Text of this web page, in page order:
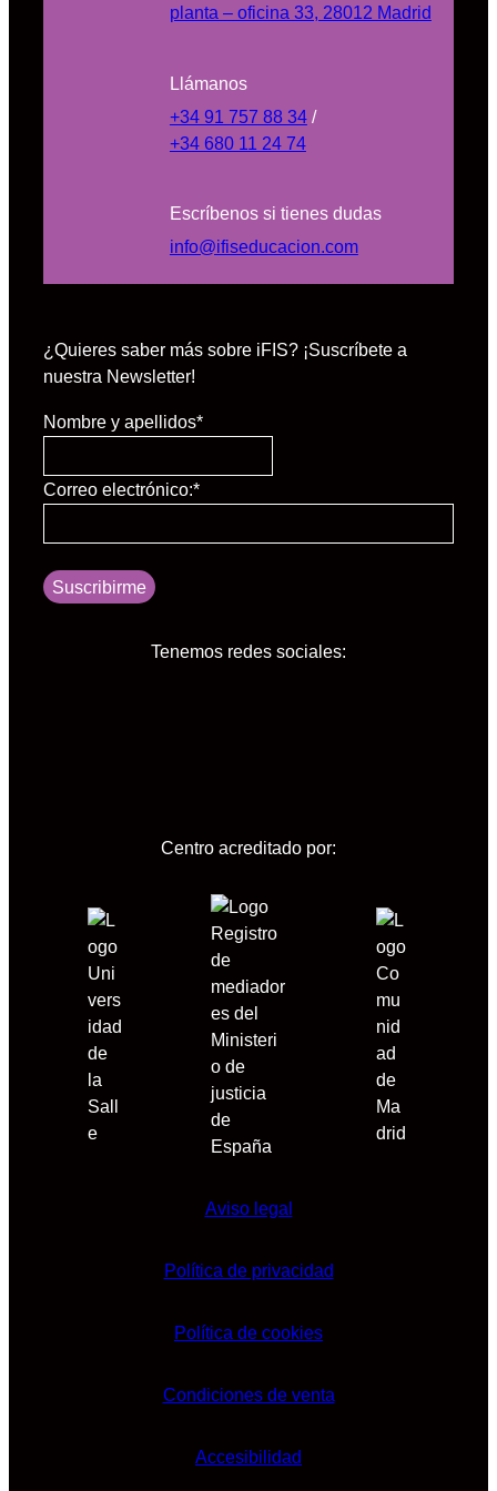
planta – oficina 33, 28012 Madrid
Llámanos
+34 91 757 88 34/
+34 680 11 24 74
Escríbenos si tienes dudas
info@ifiseducacion.com
¿Quieres saber más sobre iFIS? ¡Suscríbete a
nuestra Newsletter!
Nombre y apellidos*
Correo electrónico:*
Suscribirme
Tenemos redes sociales:
Centro acreditado por:
Aviso legal
Política de privacidad
Política de cookies
Condiciones de venta
Accesibilidad